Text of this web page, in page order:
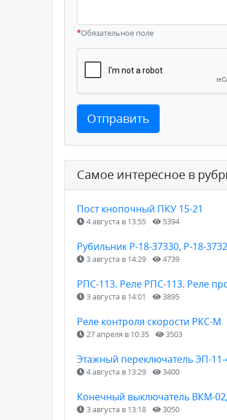
*Обязательное поле
Отправить
Самое интересное в
Пост кнопочный ПКУ 15-21
4 августа в 13:55 5394
Рубильник Р-18-37330, Р-18-
3 августа в 14:29 4739
РПС-113. Реле РПС-113. Реле
3 августа в 14:01 3895
Реле контроля скорости РКС-М
27 апреля в 10:35 3503
Этажный переключатель ЭП-
4 августа в 13:29 3400
Конечный выключатель ВКМ-
3 августа в 13:18 3050